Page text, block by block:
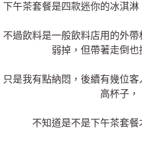
下午茶套餐是四款迷你的冰淇淋
不過飲料是一般飲料店用的外
弱掉，但帶著走倒也
只是我有點納悶，後續有幾位
高杯子，
不知道是不是下午茶套